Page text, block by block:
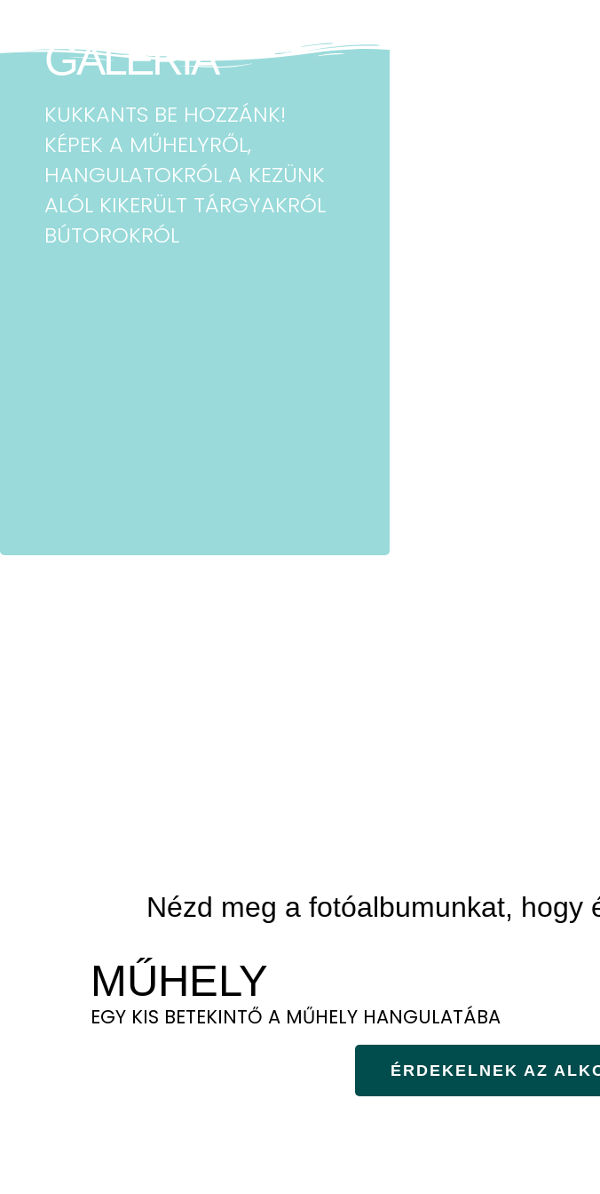
GALÉRIA
KUKKANTS BE HOZZÁNK!
KÉPEK A MŰHELYRŐL,
HANGULATOKRÓL A KEZÜNK
ALÓL KIKERÜLT TÁRGYAKRÓL
BÚTOROKRÓL
Nézd meg a fotóalbumunkat, hogy
MŰHELY
EGY KIS BETEKINTŐ A MŰHELY HANGULATÁBA
ÉRDEKELNEK AZ